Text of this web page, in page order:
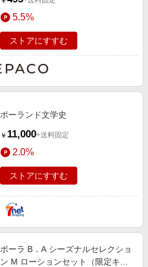
5.5%
ストアにすすむ
ポーランド文学史
￥ 11,000+送料固定
2.0%
ストアにすすむ
ポーラ B．A シーズナルセレクショ
ン M ローションセット（限定キッ